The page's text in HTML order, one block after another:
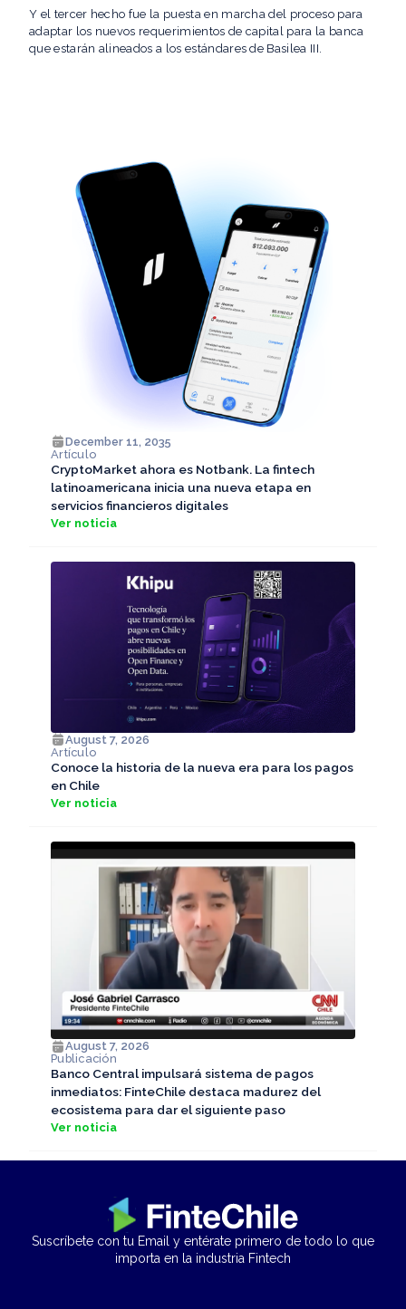
Y el tercer hecho fue la puesta en marcha del proceso para
adaptar los nuevos requerimientos de capital para la banca
que estarán alineados a los estándares de Basilea III.
December 11, 2035
Artículo
CryptoMarket ahora es Notbank. La fintech
latinoamericana inicia una nueva etapa en
servicios financieros digitales
Ver noticia
August 7, 2026
Artículo
Conoce la historia de la nueva era para los pagos
en Chile
Ver noticia
August 7, 2026
Publicación
Banco Central impulsará sistema de pagos
inmediatos: FinteChile destaca madurez del
ecosistema para dar el siguiente paso
Ver noticia
Suscríbete con tu Email y entérate primero de todo lo que
importa en la industria Fintech